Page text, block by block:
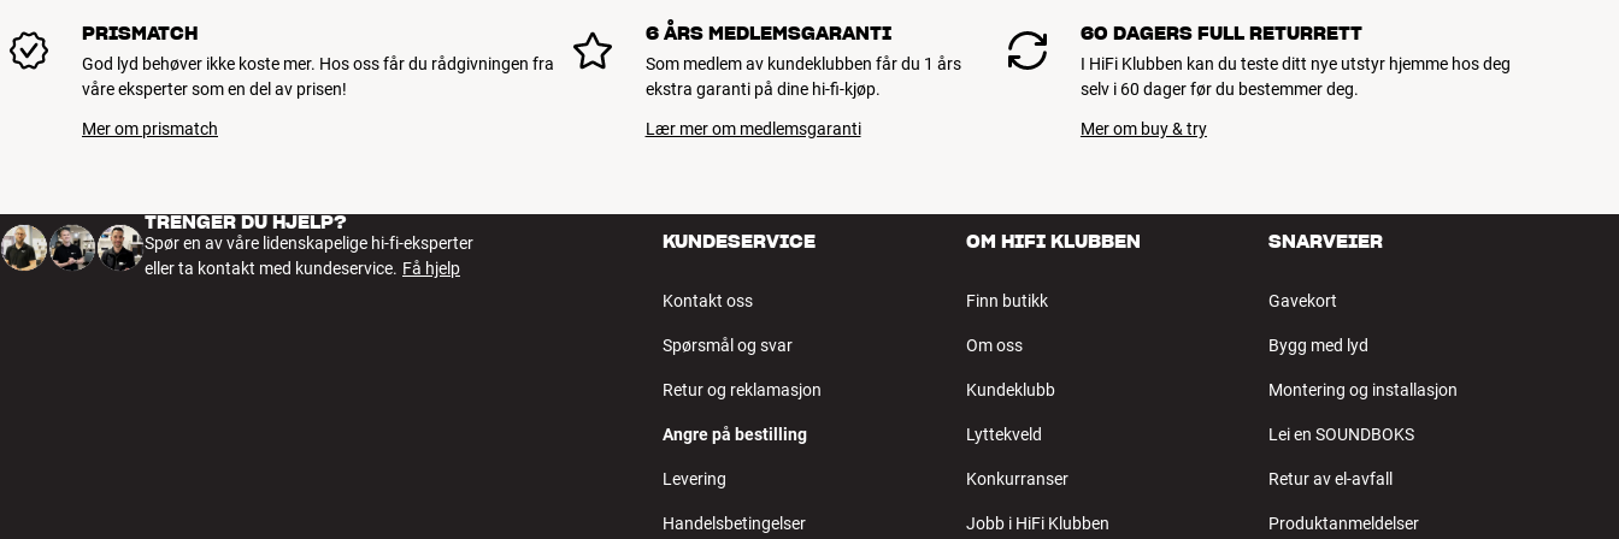
PRISMATCH
God lyd behøver ikke koste mer. Hos oss får du rådgivningen fra
våre eksperter som en del av prisen!
Mer om prismatch
6 ÅRS MEDLEMSGARANTI
Som medlem av kundeklubben får du 1 års
ekstra garanti på dine hi-fi-kjøp.
Lær mer om medlemsgaranti
60 DAGERS FULL RETURRETT
I HiFi Klubben kan du teste ditt nye utstyr hjemme hos deg
selv i 60 dager før du bestemmer deg.
Mer om buy & try
TRENGER DU HJELP?
Spør en av våre lidenskapelige hi-fi-eksperter
eller ta kontakt med kundeservice. Få hjelp
KUNDESERVICE
Kontakt oss
Spørsmål og svar
Retur og reklamasjon
Angre på bestilling
Levering
Handelsbetingelser
OM HIFI KLUBBEN
Finn butikk
Om oss
Kundeklubb
Lyttekveld
Konkurranser
Jobb i HiFi Klubben
SNARVEIER
Gavekort
Bygg med lyd
Montering og installasjon
Lei en SOUNDBOKS
Retur av el-avfall
Produktanmeldelser